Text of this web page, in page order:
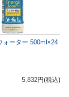
ォーター 500ml×24
5,832円(税込)